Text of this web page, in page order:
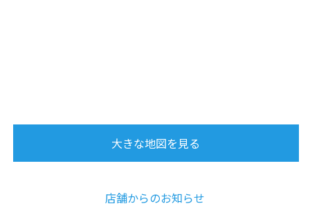
大きな地図を見る
店舗からのお知らせ